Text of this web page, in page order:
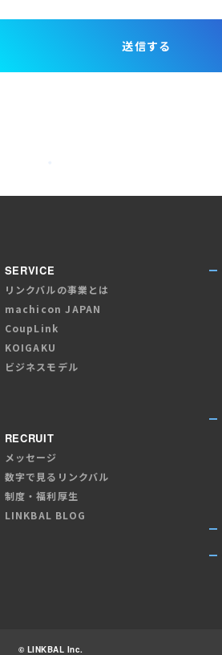
送信する
SERVICE
リンクバルの事業とは
machicon JAPAN
CoupLink
KOIGAKU
ビジネスモデル
RECRUIT
メッセージ
数字で見るリンクバル
制度・福利厚生
LINKBAL BLOG
© LINKBAL Inc.